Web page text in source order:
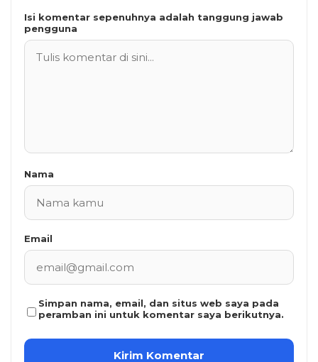
Isi komentar sepenuhnya adalah tanggung jawab
pengguna
Nama
Email
Simpan nama, email, dan situs web saya pada
peramban ini untuk komentar saya berikutnya.